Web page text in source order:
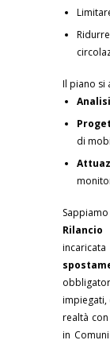
Il piano si
Analisi
di
Rilancio
impiegati,
realtà
in